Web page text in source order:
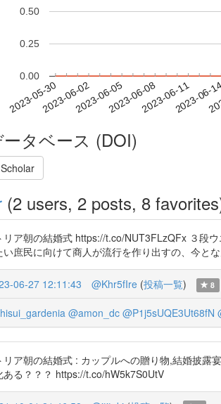
2023-05-302023-06-022023-06-052023-06-082023-06-112023-06-
0.00
0.25
0.50
タベース (DOI)
(2 users, 2 posts, 8
リア朝の結婚式 https://t.co/NUT3FLzQFx ３段
い庶民に向けて商人が流行を作り出すの、今とな
06-27 12:11:43 @Khr5fIre (投稿一覧) 8
@amon_dc @P1j5sUQE3Ut68fN
リア朝の結婚式 : カップルへの贈り物,結婚披
ある？？？ https://t.co/hW5k7S0UtV